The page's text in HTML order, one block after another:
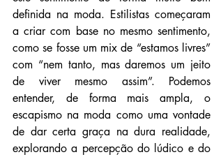
definida na moda. Estilistas começaram
a criar com base no mesmo sentimento,
como se fosse um mix de “estamos livres”
com “nem tanto, mas daremos um jeito
de viver mesmo assim”. Podemos
entender, de forma mais ampla, o
escapismo na moda como uma vontade
de dar certa graça na dura realidade,
explorando a percepção do lúdico e do